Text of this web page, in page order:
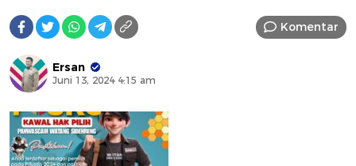
Komentar
Ersan
Juni 13, 2024 4:15 am